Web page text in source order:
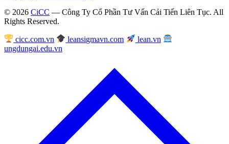
© 2026 CiCC — Công Ty Cổ Phần Tư Vấn Cải Tiến Liên Tục. All
Rights Reserved.
cicc.com.vn leansigmavn.com
lean.vn
ungdungai.edu.vn